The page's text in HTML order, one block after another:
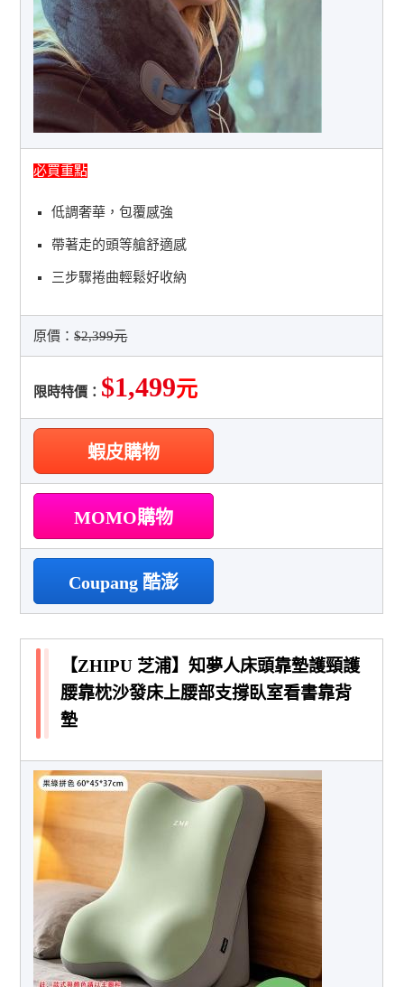
必買重點
低調奢華，包覆感強
帶著走的頭等艙舒適感
三步驟捲曲輕鬆好收納
原價：$2,399元
限時特價： $1,499元
蝦皮購物
MOMO購物
Coupang 酷澎
【ZHIPU 芝浦】知夢人床頭靠墊護頸護
腰靠枕沙發床上腰部支撐臥室看書靠背
墊